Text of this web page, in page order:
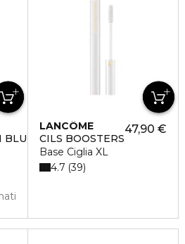
LANCÔME
CILS BOOSTERS
Base Ciglia XL
47,90 €
4.7 39